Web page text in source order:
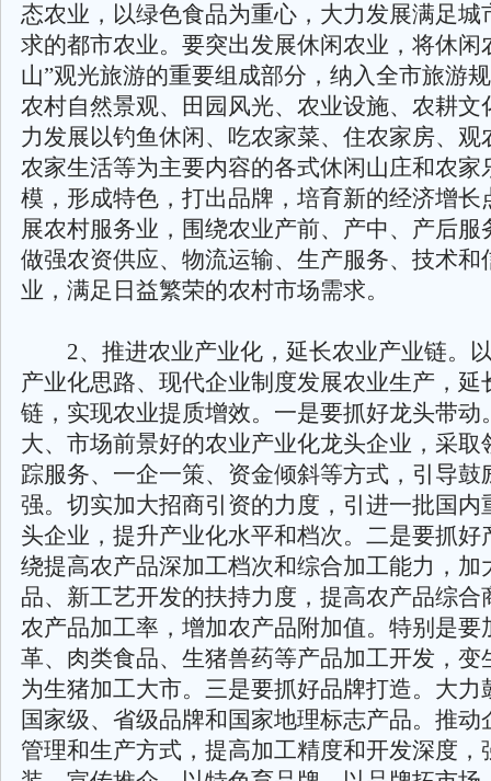
态农业，以绿色食品为重心，大力发展满足城
求的都市农业。要突出发展休闲农业，将休闲
山”观光旅游的重要组成部分，纳入全市旅游
农村自然景观、田园风光、农业设施、农耕文
力发展以钓鱼休闲、吃农家菜、住农家房、观
农家生活等为主要内容的各式休闲山庄和农家
模，形成特色，打出品牌，培育新的经济增长
展农村服务业，围绕农业产前、产中、产后服
做强农资供应、物流运输、生产服务、技术和
业，满足日益繁荣的农村市场需求。
2、推进农业产业化，延长农业产业链。
产业化思路、现代企业制度发展农业生产，延
链，实现农业提质增效。一是要抓好龙头带动
大、市场前景好的农业产业化龙头企业，采取
踪服务、一企一策、资金倾斜等方式，引导鼓
强。切实加大招商引资的力度，引进一批国内
头企业，提升产业化水平和档次。二是要抓好
绕提高农产品深加工档次和综合加工能力，加
品、新工艺开发的扶持力度，提高农产品综合
农产品加工率，增加农产品附加值。特别是要
革、肉类食品、生猪兽药等产品加工开发，变
为生猪加工大市。三是要抓好品牌打造。大力
国家级、省级品牌和国家地理标志产品。推动
管理和生产方式，提高加工精度和开发深度，